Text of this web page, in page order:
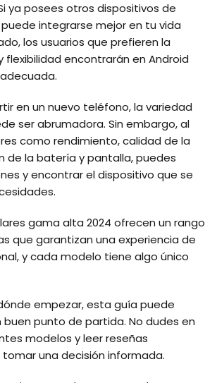
ya posees otros dispositivos de
puede integrarse mejor en tu vida
los usuarios que prefieren la
flexibilidad encontrarán en Android
en un nuevo teléfono, la variedad
ser abrumadora. Sin embargo, al
como rendimiento, calidad de la
de la batería y pantalla, puedes
y encontrar el dispositivo que se
gama alta 2024 ofrecen un rango
que garantizan una experiencia de
y cada modelo tiene algo único
empezar, esta guía puede
punto de partida. No dudes en
modelos y leer reseñas
una decisión informada.